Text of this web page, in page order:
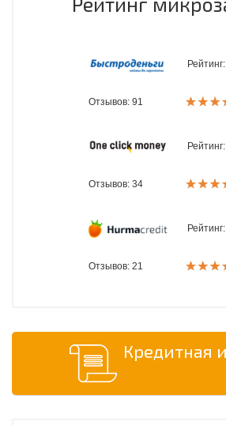
Рейтинг:
Отзывов: 91
Рейтинг:
Отзывов: 34
Рейтинг:
Отзывов: 21
Кредитная